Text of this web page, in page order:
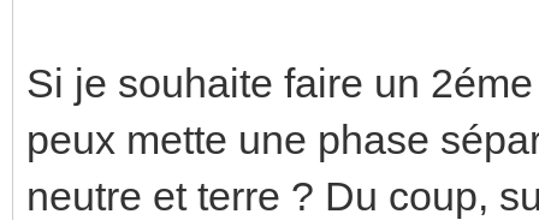
Si je souhaite faire un
peux mette une phase
neutre et terre ? Du coup,